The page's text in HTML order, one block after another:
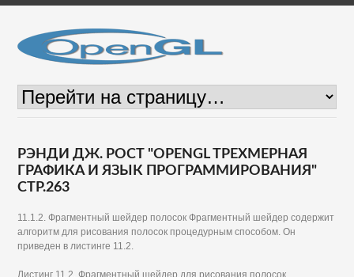
РЭНДИ ДЖ. РОСТ "OPENGL ТРЕХМЕРНАЯ
ГРАФИКА И ЯЗЫК ПРОГРАММИРОВАНИЯ"
СТР.263
11.1.2. Фрагментный шейдер полосок Фрагментный шейдер содержит
алгоритм для рисования полосок процедурным способом. Он
приведен в листинге 11.2.
Листинг 11.2. Фрагментный шейдер для рисования полосок